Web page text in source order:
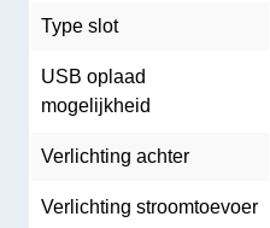
Type slot
USB oplaad
mogelijkheid
Verlichting achter
Verlichting stroomtoevoer